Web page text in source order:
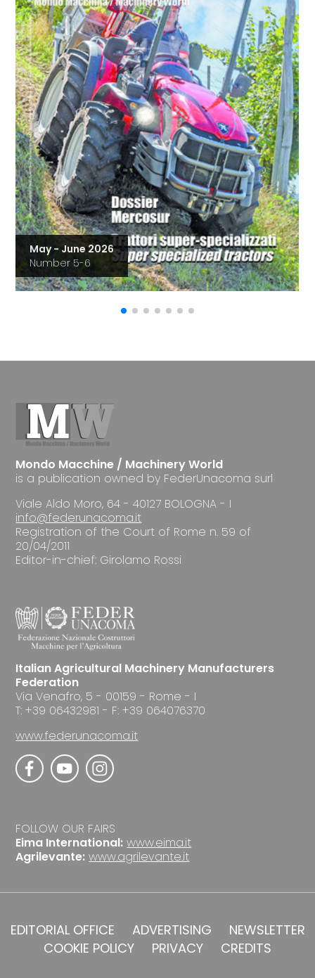
May - June 2026
Number 5-6
Mondo Macchine / Machinery World
is a publication owned by FederUnacoma surl
Viale Aldo Moro, 64 - 40127 BOLOGNA - I
info@federunacoma.it
Registration of the Court of Rome n. 59 of
20/04/2011
Editor-in-chief: Girolamo Rossi
Italian Agricultural Machinery Manufacturers
Federation
Via Venafro, 5 - 00159 - Rome - I
T: +39 06432981 - F: +39 064076370
www.federunacoma.it
FOLLOW OUR FAIRS
Eima International: www.eima.it
Agrilevante: www.agrilevante.it
EDITORIAL OFFICE ADVERTISING
NEWSLETTER
COOKIE POLICY
PRIVACY CREDITS